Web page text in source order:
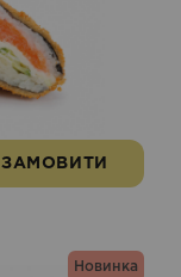
ЗАМОВИТИ
Новинка